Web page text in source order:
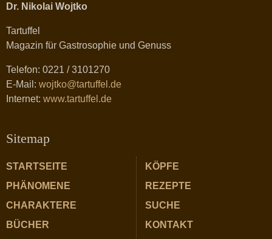
Dr. Nikolai Wojtko
Tartuffel
Magazin für Gastrosophie und Genuss
Telefon: 0221 / 3101270
E-Mail: wojtko@tartuffel.de
Internet: www.tartuffel.de
Sitemap
STARTSEITE
PHÄNOMENE
CHARAKTERE
BÜCHER
KÖPFE
REZEPTE
SUCHE
KONTAKT